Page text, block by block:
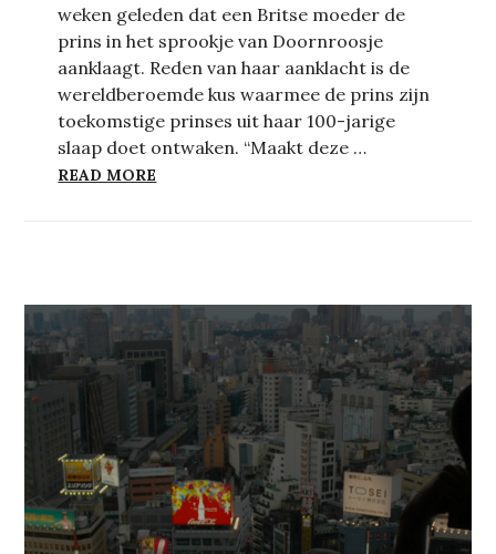
weken geleden dat een Britse moeder de
prins in het sprookje van Doornroosje
aanklaagt. Reden van haar aanklacht is de
wereldberoemde kus waarmee de prins zijn
toekomstige prinses uit haar 100-jarige
slaap doet ontwaken. “Maakt deze …
READ MORE